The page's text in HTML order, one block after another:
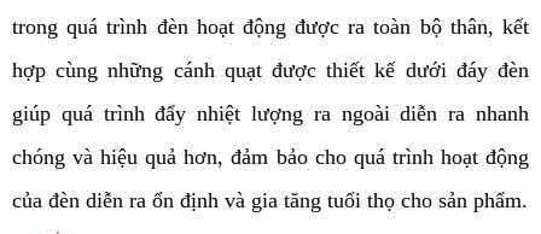
trong quá trình đèn hoạt động được ra toàn bộ thân, kết
hợp cùng những cánh quạt được thiết kế dưới đáy đèn
giúp quá trình đẩy nhiệt lượng ra ngoài diễn ra nhanh
chóng và hiệu quả hơn, đảm bảo cho quá trình hoạt động
của đèn diễn ra ổn định và gia tăng tuổi thọ cho sản phẩm.